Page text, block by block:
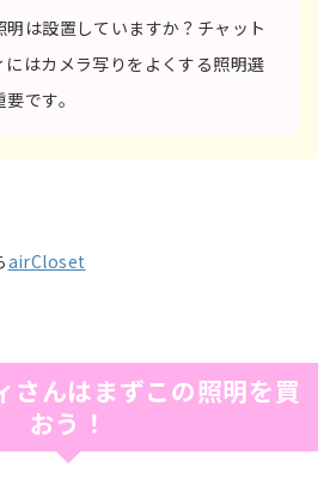
明は設置していますか？チャット
にはカメラ写りをよくする照明選
です。
airCloset
さんはまずこの照明を買
おう！